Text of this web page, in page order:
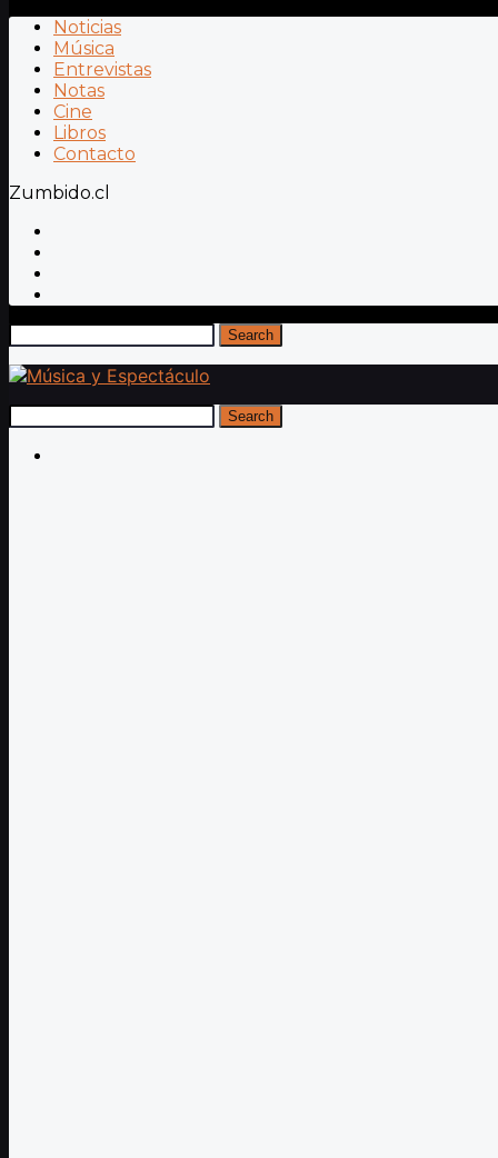
Noticias
Música
Entrevistas
Notas
Cine
Libros
Contacto
Zumbido.cl
Search
Search